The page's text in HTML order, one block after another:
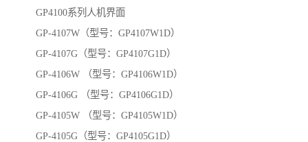
GP4100系列人机界面
GP-4107W（型号：GP4107W1D）
GP-4107G（型号：GP4107G1D）
GP-4106W （型号：GP4106W1D）
GP-4106G （型号：GP4106G1D）
GP-4105W （型号：GP4105W1D）
GP-4105G（型号：GP4105G1D）